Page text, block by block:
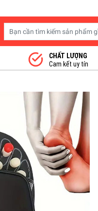
CHẤT LƯỢNG
Cam kết uy tín